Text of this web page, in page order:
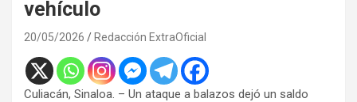
vehículo
20/05/2026 Redacción ExtraOficial
Culiacán, Sinaloa. – Un ataque a balazos dejó un saldo